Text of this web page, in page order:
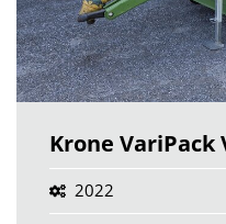
Krone VariPack
2022